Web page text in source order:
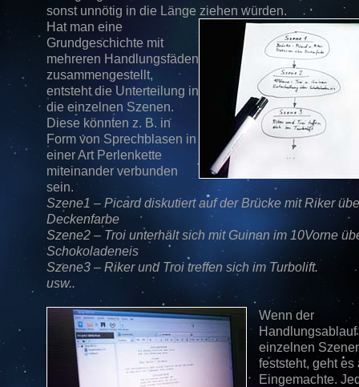
sonst unnötig in die Länge ziehen würden.
Hat man eine
Grundgeschichte mit
mehreren Handlungsfäden
zusammengestellt,
entsteht die Unterteilung in
die einzelnen Szenen.
Diese könnten z. B. in
Form von Sprechblasen in
einer Art Perlenkette
miteinander verbunden
sein.
Szene1 – Picard diskutiert auf der Brücke mit Riker
Deckenfarbe
Szene2 – Troi unterhält sich mit Guinan im 10Vorne
Schokoladeneis
Szene3 – Riker und Troi treffen sich im Turbolift.
usw..
Wenn der
einzelnen
feststeht, geht es
Eingemachte.